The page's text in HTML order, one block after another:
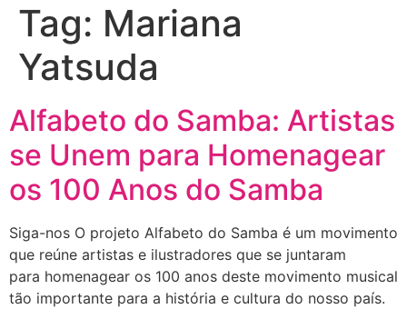
Tag: Mariana
Yatsuda
Alfabeto do Samba: Artistas
se Unem para Homenagear
os 100 Anos do Samba
Siga-nos O projeto Alfabeto do Samba é um movimento
que reúne artistas e ilustradores que se juntaram
para homenagear os 100 anos deste movimento musical
tão importante para a história e cultura do nosso país.